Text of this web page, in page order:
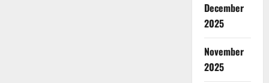
December
2025
November
2025